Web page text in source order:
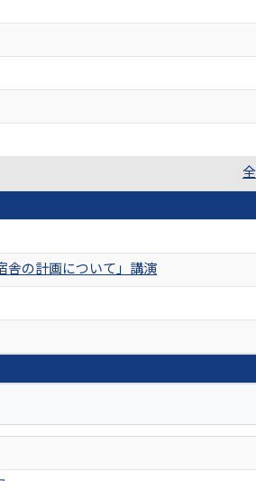
舎の計画について」講演